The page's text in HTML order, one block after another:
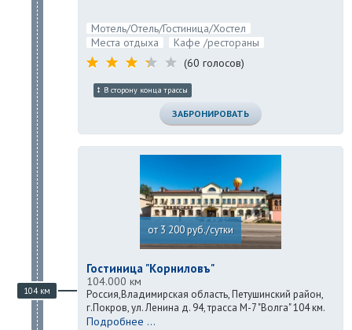
Мотель/Отель/Гостиница/Хостел
Места отдыха
Кафе /рестораны
(60 голосов)
В сторону конца трассы
ЗАБРОНИРОВАТЬ
104 км
от 3 200 руб./сутки
Гостиница "Корниловъ"
104.000 км
Россия,Владимирская область, Петушинский район,
г.Покров, ул. Ленина д. 94, трасса М-7 "Волга" 104 км.
Подробнее ...